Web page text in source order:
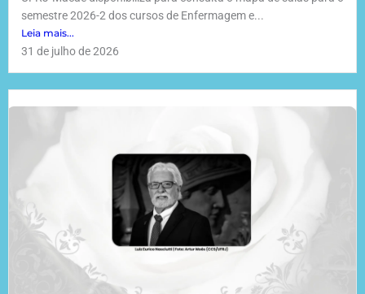
semestre 2026-2 dos cursos de Enfermagem e...
Leia mais...
31 de julho de 2026